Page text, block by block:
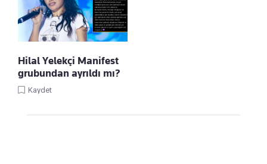
Hilal Yelekçi Manifest
grubundan ayrıldı mı?
Kaydet